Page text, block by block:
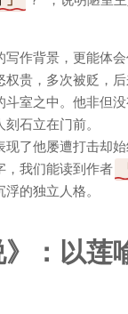
写作背景，更能体
权贵，多次被贬，
斗室之中。他非但
刻石立在门前。
现了他屡遭打击却
，我们能读到作者
的独立人格。
》：以莲